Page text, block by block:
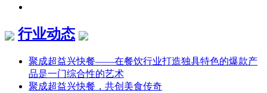
行业动态
聚成超益兴快餐——在餐饮行业打造独具特色的爆款产
品是一门综合性的艺术
聚成超益兴快餐，共创美食传奇